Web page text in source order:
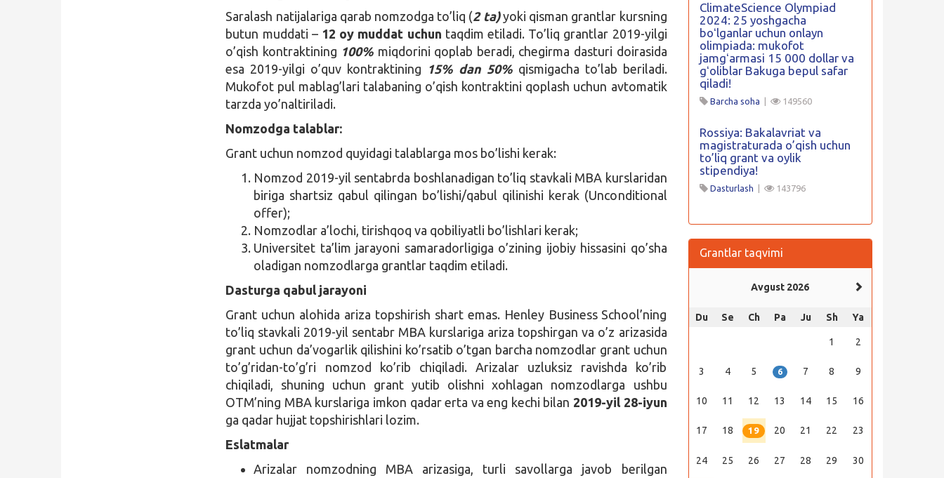
Saralash natijalariga qarab nomzodga to’liq (2 ta)yoki qisman grantlar kursning
butun muddati – 12 oy muddat uchun taqdim etiladi. To’liq grantlar 2019-yilgi
o’qish kontraktining 100% miqdorini qoplab beradi, chegirma dasturi doirasida
esa 2019-yilgi o’quv kontraktining 15% dan 50%qismigacha to’lab beriladi.
Mukofot pul mablag’lari talabaning o’qish kontraktini qoplash uchun avtomatik
tarzda yo’naltiriladi.
Nomzodga talablar:
Grant uchun nomzod quyidagi talablarga mos bo’lishi kerak:
Nomzod 2019-yil sentabrda boshlanadigan to’liq stavkali MBA kurslaridan
biriga shartsiz qabul qilingan bo’lishi/qabul qilinishi kerak (Unconditional
offer);
Nomzodlar a’lochi, tirishqoq va qobiliyatli bo’lishlari kerak;
Universitet ta’lim jarayoni samaradorligiga o’zining ijobiy hissasini qo’sha
oladigan nomzodlarga grantlar taqdim etiladi.
Dasturga qabul jarayoni
Grant uchun alohida ariza topshirish shart emas. Henley Business School’ning
to’liq stavkali 2019-yil sentabr MBA kurslariga ariza topshirgan va o’z arizasida
grant uchun da’vogarlik qilishini ko’rsatib o’tgan barcha nomzodlar grant uchun
to’g’ridan-to’g’ri nomzod ko’rib chiqiladi. Arizalar uzluksiz ravishda ko’rib
chiqiladi, shuning uchun grant yutib olishni xohlagan nomzodlarga ushbu
OTM’ning MBA kurslariga imkon qadar erta va eng kechi bilan 2019-yil 28-iyun
ga qadar hujjat topshirishlari lozim.
Eslatmalar
Arizalar nomzodning MBA arizasiga, turli savollarga javob berilgan
ClimateScience Olympiad
2024: 25 yoshgacha
boʻlganlar uchun onlayn
olimpiada: mukofot
jamgʻarmasi 15 000 dollar va
gʻoliblar Bakuga bepul safar
qiladi!
Barcha soha 149560
Rossiya: Bakalavriat va
magistraturada o’qish uchun
to’liq grant va oylik
stipendiya!
Dasturlash 143796
Grantlar taqvimi
Avgust 2026
Du Se Ch Pa Ju Sh Ya
1 2
3 4 5 6 7 8 9
10 11 12 13 14 15 16
17 18 19 20 21 22 23
24 25 26 27 28 29 30